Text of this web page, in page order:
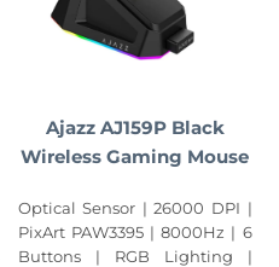
Ajazz AJ159P Black
Wireless Gaming Mouse
Optical Sensor | 26000 DPI |
PixArt PAW3395 | 8000Hz | 6
Buttons | RGB Lighting |